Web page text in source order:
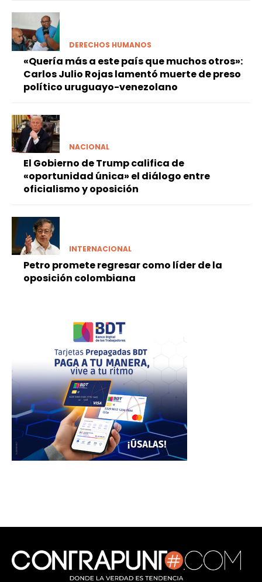
DERECHOS HUMANOS
«Quería más a este país que muchos otros»:
Carlos Julio Rojas lamentó muerte de preso
político uruguayo-venezolano
NACIONAL
El Gobierno de Trump califica de
«oportunidad única» el diálogo entre
oficialismo y oposición
INTERNACIONAL
Petro promete regresar como líder de la
oposición colombiana